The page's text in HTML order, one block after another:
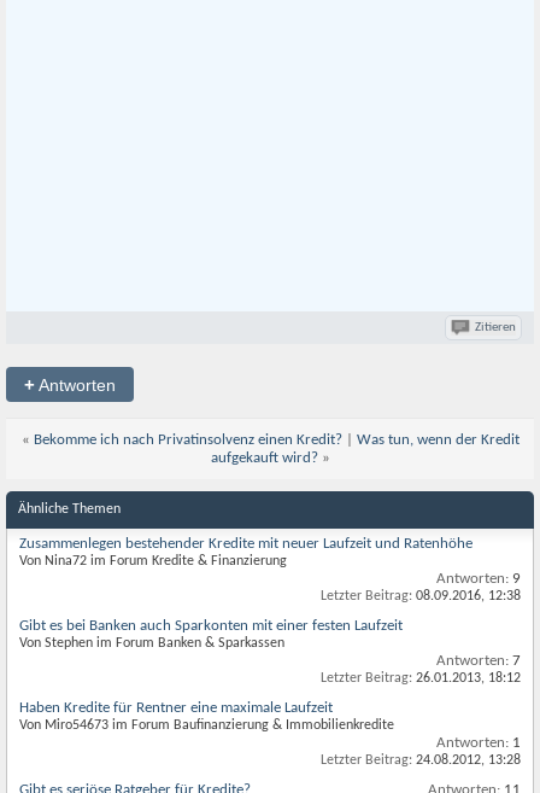
Zitieren
+Antworten
« Bekomme ich nach Privatinsolvenz einen Kredit?| Was tun, wenn der Kredit
aufgekauft wird? »
Ähnliche Themen
Zusammenlegen bestehender Kredite mit neuer Laufzeit und Ratenhöhe
Von Nina72 im Forum Kredite & Finanzierung
Antworten: 9
Letzter Beitrag: 08.09.2016, 12:38
Gibt es bei Banken auch Sparkonten mit einer festen Laufzeit
Von Stephen im Forum Banken & Sparkassen
Antworten: 7
Letzter Beitrag: 26.01.2013, 18:12
Haben Kredite für Rentner eine maximale Laufzeit
Von Miro54673 im Forum Baufinanzierung & Immobilienkredite
Antworten: 1
Letzter Beitrag: 24.08.2012, 13:28